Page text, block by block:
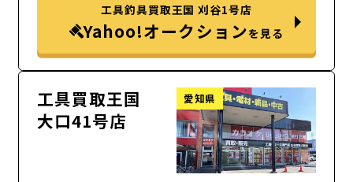
工具釣具買取王国 刈谷1号店
Yahoo!オークションを見る
工具買取王国
大口41号店
愛知県